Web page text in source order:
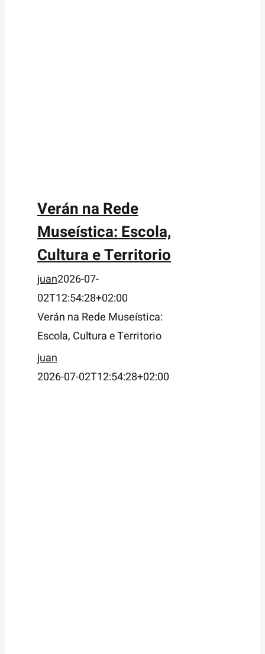
Verán na Rede
Museística: Escola,
Cultura e Territorio
juan2026-07-
02T12:54:28+02:00
Verán na Rede Museística:
Escola, Cultura e Territorio
juan
2026-07-02T12:54:28+02:00